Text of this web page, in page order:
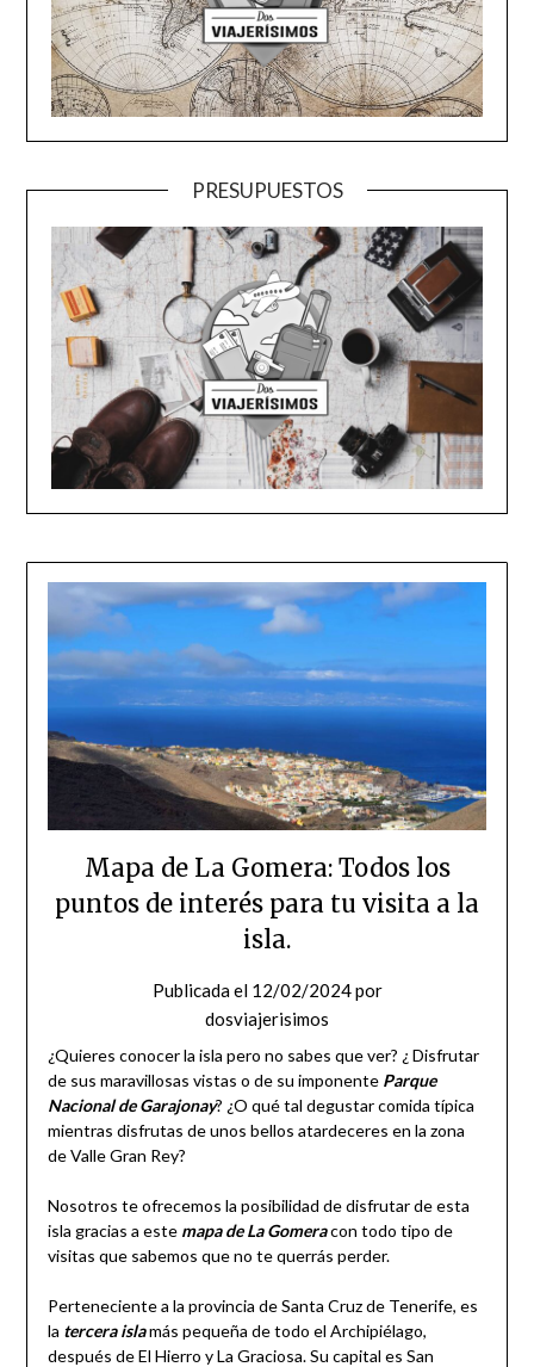
PRESUPUESTOS
Mapa de La Gomera: Todos los
puntos de interés para tu visita a la
isla.
Publicada el 12/02/2024por
dosviajerisimos
¿Quieres conocer la isla pero no sabes que ver? ¿ Disfrutar
de sus maravillosas vistas o de su imponente Parque
Nacional de Garajonay? ¿O qué tal degustar comida típica
mientras disfrutas de unos bellos atardeceres en la zona
de Valle Gran Rey?
Nosotros te ofrecemos la posibilidad de disfrutar de esta
isla gracias a este mapa de La Gomeracon todo tipo de
visitas que sabemos que no te querrás perder.
Perteneciente a la provincia de Santa Cruz de Tenerife, es
la tercera islamás pequeña de todo el Archipiélago,
después de El Hierro y La Graciosa. Su capital es San
Set Youtube Channel ID